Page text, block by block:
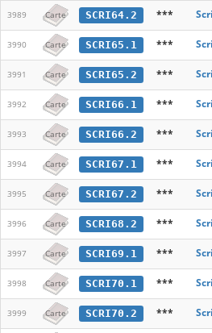
3989 Carte SCRI64.2 ***
3990 Carte SCRI65.1 ***
3991 Carte SCRI65.2 ***
3992 Carte SCRI66.1 ***
3993 Carte SCRI66.2 ***
3994 Carte SCRI67.1 ***
3995 Carte SCRI67.2 ***
3996 Carte SCRI68.2 ***
3997 Carte SCRI69.1 ***
3998 Carte SCRI70.1 ***
3999 Carte SCRI70.2 ***